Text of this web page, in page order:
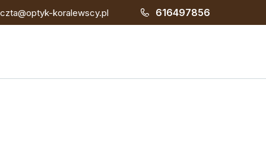
koralewscy.pl 616497856